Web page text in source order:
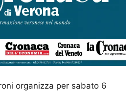
organizza per sabato 6